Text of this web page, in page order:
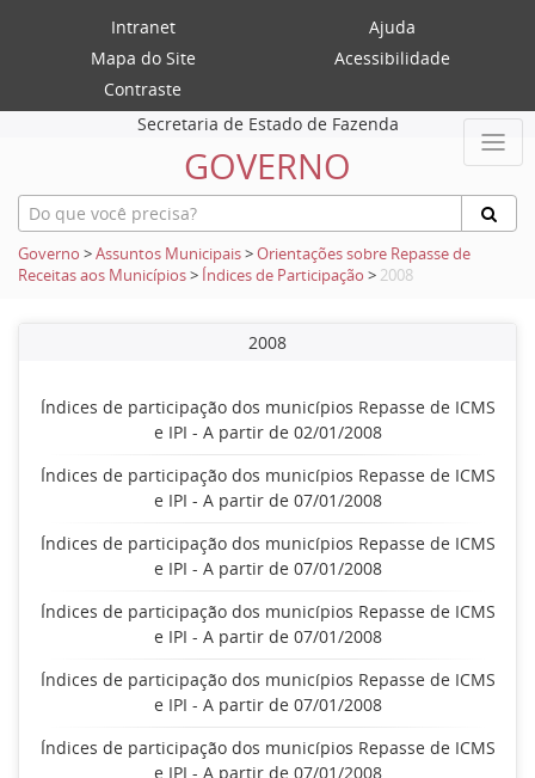
Intranet
Ajuda
Mapa do Site
Acessibilidade
Contraste
Secretaria de Estado de Fazenda
GOVERNO
Governo >Assuntos Municipais>Orientações sobre Repasse de
Receitas aos Municípios> Índices de Participação > 2008
2008
Índices de participação dos municípios Repasse de ICMS
e IPI - A partir de 02/01/2008
Índices de participação dos municípios Repasse de ICMS
e IPI - A partir de 07/01/2008
Índices de participação dos municípios Repasse de ICMS
e IPI - A partir de 07/01/2008
Índices de participação dos municípios Repasse de ICMS
e IPI - A partir de 07/01/2008
Índices de participação dos municípios Repasse de ICMS
e IPI - A partir de 07/01/2008
Índices de participação dos municípios Repasse de ICMS
e IPI - A partir de 07/01/2008